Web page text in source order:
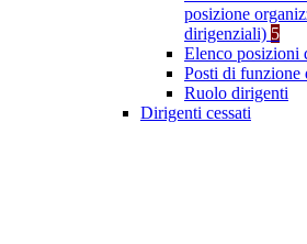
posizione
dirigenziali) 5
Elenco posizioni
Posti di funzione
Ruolo dirigenti
Dirigenti cessati